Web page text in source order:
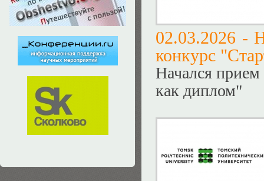
02.03.2026 -
конкурс
Начался прием
как диплом"